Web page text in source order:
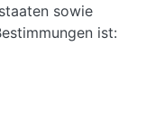
sowie
ist: